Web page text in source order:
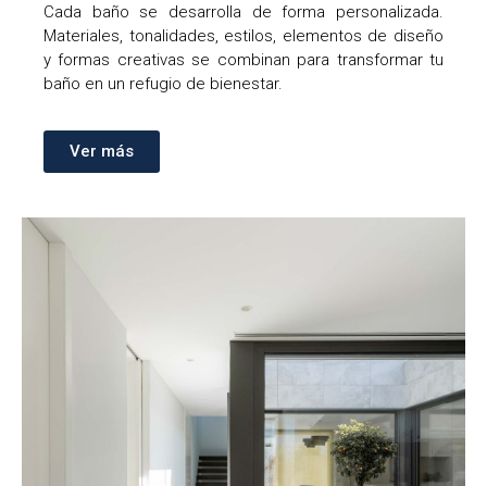
Cada baño se desarrolla de forma personalizada.
Materiales, tonalidades, estilos, elementos de diseño
y formas creativas se combinan para transformar tu
baño en un refugio de bienestar.
Ver más